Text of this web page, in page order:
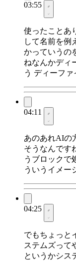
03:55
使ったことあ
して名前を例
かっていうの
ねなんかディ
う ディーファ
04:11
あのあれAIの
そうなんです
うブロックで
ういうイメー
04:25
でもちょっと
ステムズって
というかシス